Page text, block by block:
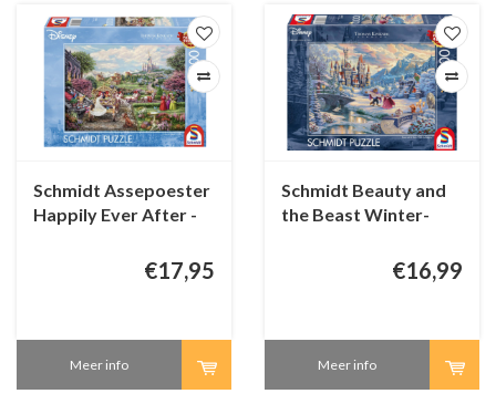
Schmidt Assepoester
Happily Ever After -
€17,95
Meer info
Schmidt Beauty and
the Beast Winter-
€16,99
Meer info